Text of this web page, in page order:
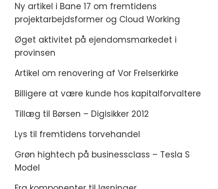
Ny artikel i Bane 17 om fremtidens
projektarbejdsformer og Cloud Working
Øget aktivitet på ejendomsmarkedet i
provinsen
Artikel om renovering af Vor Frelserkirke
Billigere at være kunde hos kapitalforvaltere
Tillæg til Børsen – Digisikker 2012
Lys til fremtidens torvehandel
Grøn hightech på businessclass – Tesla S
Model